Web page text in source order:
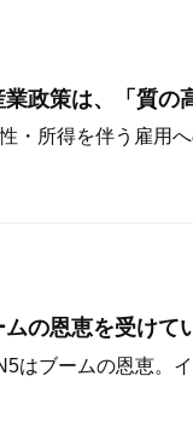
政策は、「質の
・所得を伴う雇用
の恩恵を受けて
はブームの恩恵。